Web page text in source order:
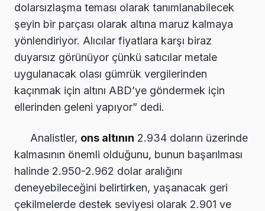
dolarsızlaşma teması olarak tanımlanabilecek
şeyin bir parçası olarak altına maruz kalmaya
yönlendiriyor. Alıcılar fiyatlara karşı biraz
duyarsız görünüyor çünkü satıcılar metale
uygulanacak olası gümrük vergilerinden
kaçınmak için altını ABD’ye göndermek için
ellerinden geleni yapıyor” dedi.
Analistler, ons altının 2.934 doların üzerinde
kalmasının önemli olduğunu, bunun başarılması
halinde 2.950-2.962 dolar aralığını
deneyebileceğini belirtirken, yaşanacak geri
çekilmelerde destek seviyesi olarak 2.901 ve